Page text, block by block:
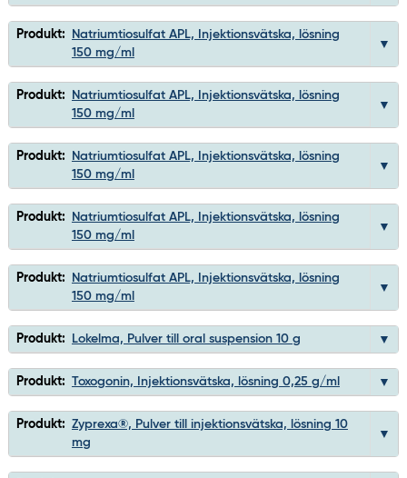
Produkt:
Natriumtiosulfat APL, Injektionsvätska, lösning
150 mg/ml
Produkt:
Natriumtiosulfat APL, Injektionsvätska, lösning
150 mg/ml
Produkt:
Natriumtiosulfat APL, Injektionsvätska, lösning
150 mg/ml
Produkt:
Natriumtiosulfat APL, Injektionsvätska, lösning
150 mg/ml
Produkt:
Natriumtiosulfat APL, Injektionsvätska, lösning
150 mg/ml
Produkt: Lokelma, Pulver till oral suspension 10 g
Produkt: Toxogonin, Injektionsvätska, lösning 0,25 g/ml
Produkt: Zyprexa®, Pulver till injektionsvätska, lösning 10
mg